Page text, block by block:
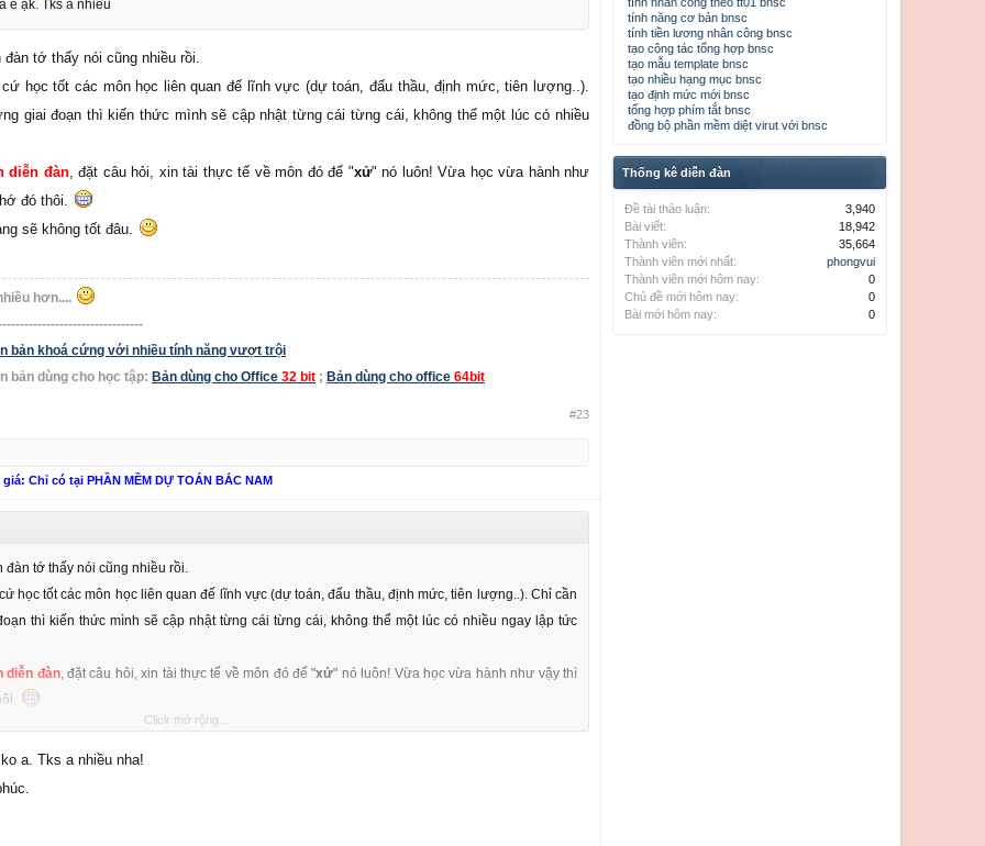
Chúc bạn học tập tốt.
e ạk. Tks a nhiều
tớ thấy nói cũng nhiều rồi.
học tốt các môn học liên quan đế lĩnh vực (dự toán, đấu thầu, định mức, tiên lượng..).
giai đoạn thì kiến thức mình sẽ cập nhật từng cái từng cái, không thể một lúc có nhiều
diễn đàn, đặt câu hỏi, xin tài thực tế về môn đó để "xử" nó luôn! Vừa học vừa hành như
đó thôi.
sẽ không tốt đâu.
hơn....
bản khoá cứng với nhiều tính năng vượt trội
bản dùng cho học tập: Bản dùng cho Office 32 bit ; Bản dùng cho office 64bit
#23
Chỉ có tại PHẦN MỀM DỰ TOÁN BẮC NAM
tớ thấy nói cũng nhiều rồi.
học tốt các môn học liên quan đế lĩnh vực (dự toán, đấu thầu, định mức, tiên lượng..). Chỉ cần
thì kiến thức mình sẽ cập nhật từng cái từng cái, không thể một lúc có nhiều ngay lập tức
diễn đàn, đặt câu hỏi, xin tài thực tế về môn đó để "xử" nó luôn! Vừa học vừa hành như vậy thì
Click mở rộng...
a. Tks a nhiều nha!
tính năng cơ bản bnsc
tính tiền lương nhân công bnsc
tạo công tác tổng hợp bnsc
tạo mẫu template bnsc
tạo nhiều hạng mục bnsc
tạo định mức mới bnsc
tổng hợp phím tắt bnsc
đồng bộ phần mềm diệt virut với bnsc
Thống kê diễn đàn
Đề tài thảo luận:
3,940
Bài viết:
18,942
Thành viên:
35,664
Thành viên mới nhất:
phongvui
Thành viên mới hôm nay:
0
Chủ đề mới hôm nay:
0
Bài mới hôm nay:
0